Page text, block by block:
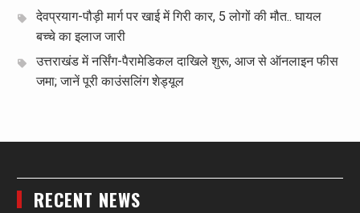
देवप्रयाग-पौड़ी मार्ग पर खाई में गिरी कार, 5 लोगों की मौत.. घायल
बच्चे का इलाज जारी
उत्तराखंड में नर्सिंग-पैरामेडिकल दाखिले शुरू, आज से ऑनलाइन फीस
जमा; जानें पूरी काउंसलिंग शेड्यूल
RECENT NEWS